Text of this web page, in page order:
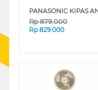
Rp879.000
Rp 829.000